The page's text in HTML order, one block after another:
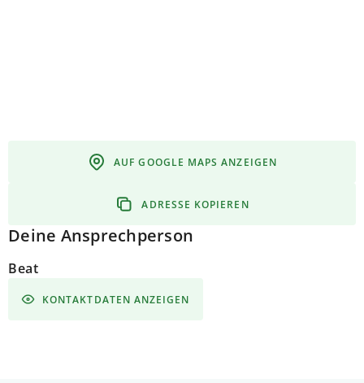
AUF GOOGLE MAPS ANZEIGEN
ADRESSE KOPIEREN
Deine Ansprechperson
Beat
KONTAKTDATEN ANZEIGEN